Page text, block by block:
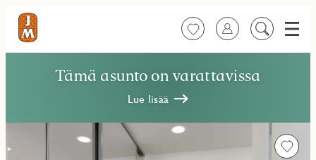
SuosikitKirjaudu sisään
Etsi
Tämä asunto on varattavissa
Lue lisää